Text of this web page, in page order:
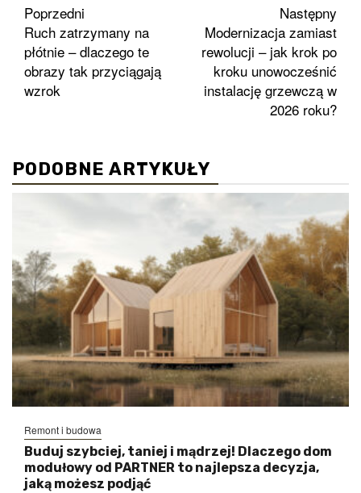
Zobacz
wpisy
Poprzedni
Ruch zatrzymany na
płótnie – dlaczego te
obrazy tak przyciągają
wzrok
Następny
Modernizacja zamiast
rewolucji – jak krok po
kroku unowocześnić
instalację grzewczą w
2026 roku?
PODOBNE ARTYKUŁY
Remont i budowa
Buduj szybciej, taniej i mądrzej! Dlaczego dom
modułowy od PARTNER to najlepsza decyzja,
jaką możesz podjąć